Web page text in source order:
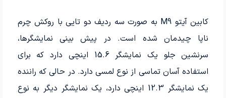
کابین آیتو M9 به صورت سه ردیف دو تایی با روکش چرم
ناپا چیدمان شده است. در پیش بینی نمایشگرها،
سرنشین جلو یک نمایشگر 15.6 اینچی دارد که برای
استفاده آسان تماسی از نوع لمسی دارد. در حالی که راننده
یک نمایشگر 12.3 اینچی دارد، یک نمایشگر دیگر به نوع